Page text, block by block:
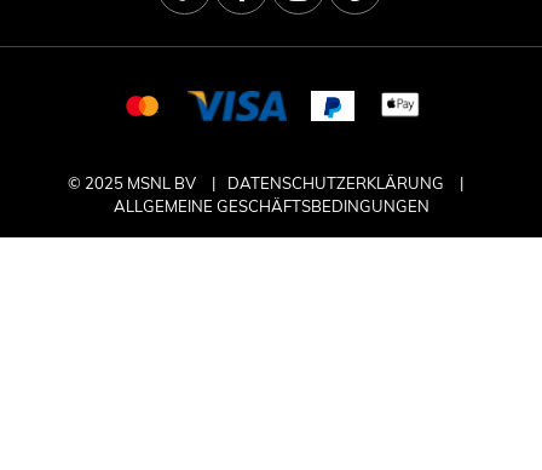
© 2025 MSNL BV
DATENSCHUTZERKLÄRUNG
ALLGEMEINE GESCHÄFTSBEDINGUNGEN